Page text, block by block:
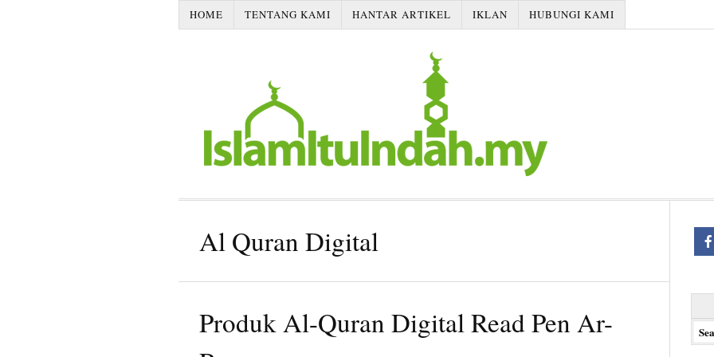
HOME TENTANG KAMI HANTAR ARTIKEL IKLAN HUBUNGI KAMI
Al Quran Digital
Produk Al-Quran Digital Read Pen Ar-